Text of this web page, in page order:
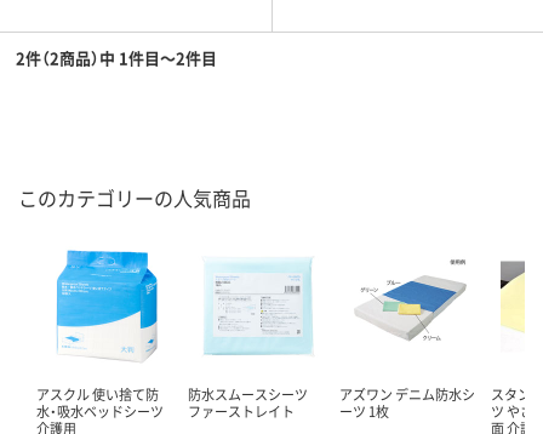
2件（2商品）中 1件目～2件目
このカテゴリーの人気商品
アスクル 使い捨て防
水・吸水ベッドシーツ
介護用
防水スムースシーツ
ファーストレイト
アズワン デニム防水シ
ーツ 1枚
スタン
ツ やさ
面 介護